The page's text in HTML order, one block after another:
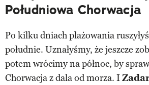
Południowa Chorwacja
Po kilku dniach plażowania
południe. Uznałyśmy, że jeszcze
potem wrócimy na północ, by
Chorwacja z dala od morza. I